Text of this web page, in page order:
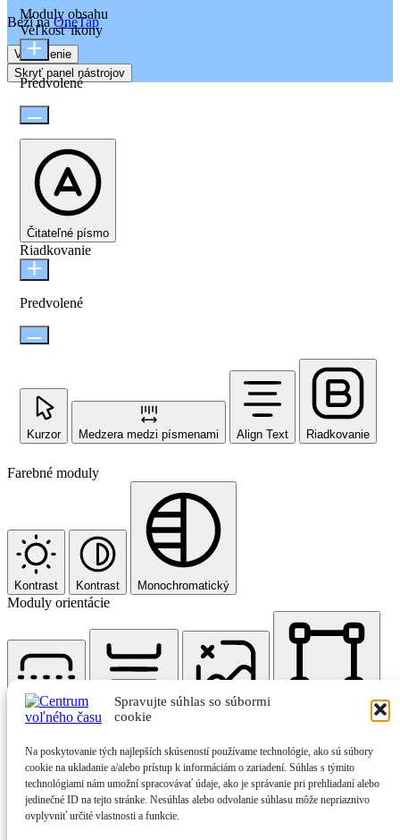
Spravujte súhlas so súbormi
cookie
Na poskytovanie tých najlepších skúseností používame technológie, ako sú súbory
cookie na ukladanie a/alebo prístup k informáciám o zariadení. Súhlas s týmito
technológiami nám umožní spracovávať údaje, ako je správanie pri prehliadaní alebo
jedinečné ID na tejto stránke. Nesúhlas alebo odvolanie súhlasu môže nepriaznivo
ovplyvniť určité vlastnosti a funkcie.
Beží naOneTap
Vyhlásenie
Skryť panel nástrojov
Moduly obsahu
Veľkosť ikony
Predvolené
Čitateľné písmo
Riadkovanie
Predvolené
Kurzor Medzera medzi písmenami Align Text Riadkovanie
Farebné moduly
Kontrast Kontrast Monochromatický
Moduly orientácie
Čítacia linka Čítacia maska Zvýrazniť nadpisy